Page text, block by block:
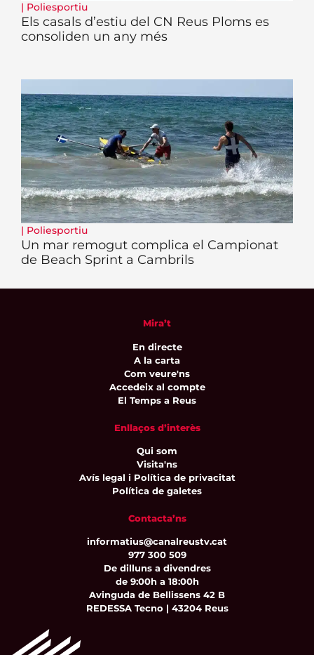
| Poliesportiu
Els casals d’estiu del CN Reus Ploms es
consoliden un any més
| Poliesportiu
Un mar remogut complica el Campionat
de Beach Sprint a Cambrils
Mira’t
En directe
A la carta
Com veure'ns
Accedeix al compte
El Temps a Reus
Enllaços d’interès
Qui som
Visita'ns
Avís legal i Política de privacitat
Política de galetes
Contacta’ns
informatius@canalreustv.cat
977 300 509
De dilluns a divendres
de 9:00h a 18:00h
Avinguda de Bellissens 42 B
REDESSA Tecno | 43204 Reus